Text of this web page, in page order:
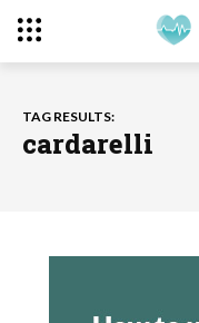
TAG RESULTS:
cardarelli